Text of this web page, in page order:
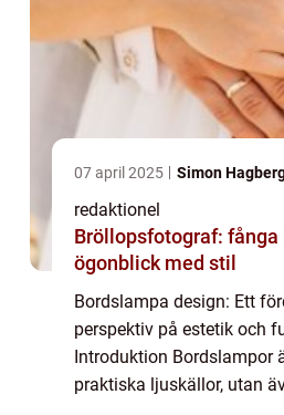
07 april 2025 Simon
redaktionel
Bröllopsfotograf:
ögonblick med stil
Bordslampa design: Ett
perspektiv på estetik och
Introduktion Bordslampor
praktiska ljuskällor, utan